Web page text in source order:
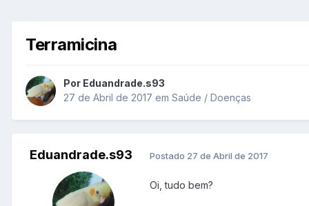
Terramicina
Por Eduandrade.s93
27 de Abril de 2017 em Saúde / Doenças
Eduandrade.s93 Postado 27 de Abril de 2017
Oi, tudo bem?